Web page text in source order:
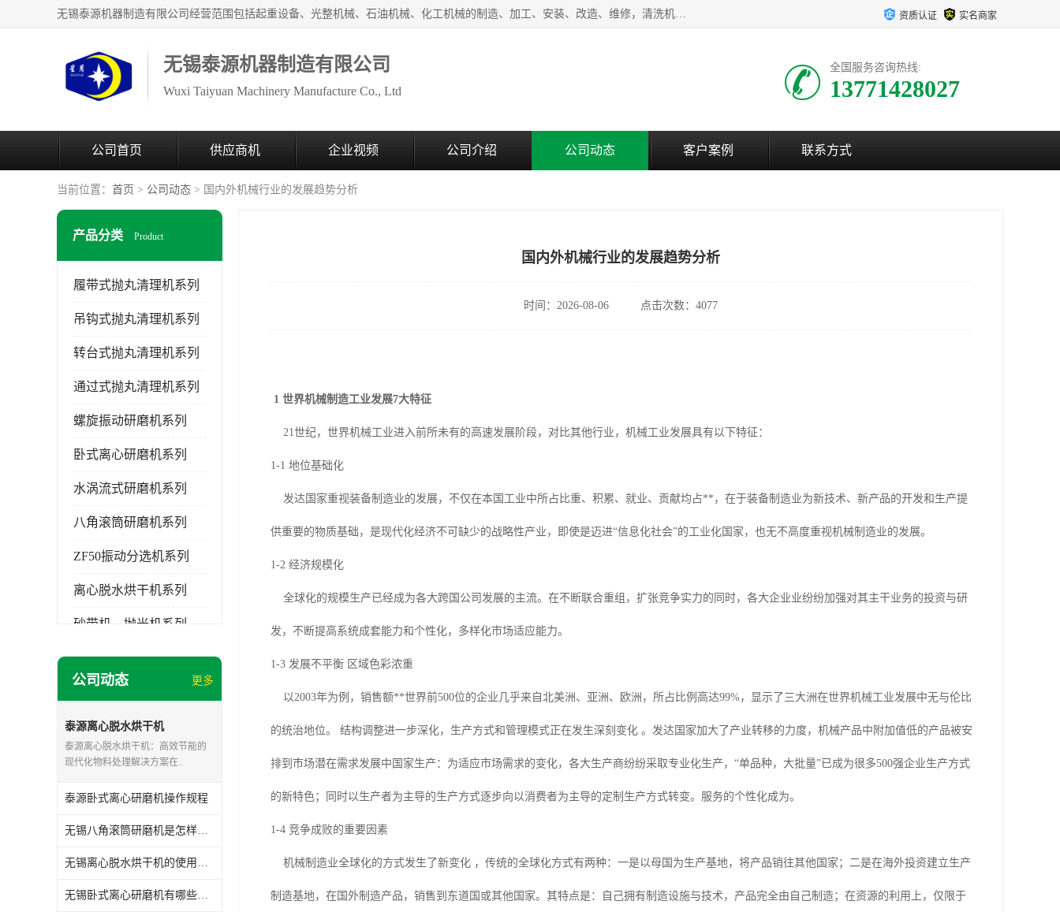
无锡泰源机器制造有限公司经营范围包括起重设备、光整机械、石油机械、化工机械的制造、加工、安装、改造、维修，清洗机、环保设备的制造、加工，磨料、磨液及辅料的销售等；主要产品有：各种抛丸机、光饰机、研磨机、抛光机、砂带机等，多型号、全天候服务保障，有需求者请咨询热线电话或在线客服。 资质认证 实名商家
无锡泰源机器制造有限公司
Wuxi Taiyuan Machinery Manufacture Co., Ltd
全国服务咨询热线:
13771428027
公司首页 供应商机 企业视频 公司介绍 公司动态 客户案例 联系方式
当前位置： 首页 > 公司动态 > 国内外机械行业的发展趋势分析
产品分类 Product
履带式抛丸清理机系列
吊钩式抛丸清理机系列
转台式抛丸清理机系列
通过式抛丸清理机系列
螺旋振动研磨机系列
卧式离心研磨机系列
水涡流式研磨机系列
八角滚筒研磨机系列
ZF50振动分选机系列
离心脱水烘干机系列
砂带机，抛光机系列
无锡泰源清洗机系列
抛丸机配件,抛丸机钢丸
公司动态 更多
泰源离心脱水烘干机
泰源离心脱水烘干机：高效节能的
现代化物料处理解决方案在..
泰源卧式离心研磨机操作规程
无锡八角滚筒研磨机是怎样操作的
无锡离心脱水烘干机的使用方法
无锡卧式离心研磨机有哪些用途
国内外机械行业的发展趋势分析
时间：2026-08-06 点击次数：4077
1 世界机械制造工业发展7大特征
21世纪，世界机械工业进入前所未有的高速发展阶段，对比其他行业，机械工业发展具有以下特征：
1-1 地位基础化
发达国家重视装备制造业的发展，不仅在本国工业中所占比重、积累、就业、贡献均占**，在于装备制造业为新技术、新产品的开发和生产提
供重要的物质基础，是现代化经济不可缺少的战略性产业，即使是迈进“信息化社会”的工业化国家，也无不高度重视机械制造业的发展。
1-2 经济规模化
全球化的规模生产已经成为各大跨国公司发展的主流。在不断联合重组，扩张竞争实力的同时，各大企业业纷纷加强对其主干业务的投资与研
发，不断提高系统成套能力和个性化，多样化市场适应能力。
1-3 发展不平衡 区域色彩浓重
以2003年为例，销售额**世界前500位的企业几乎来自北美洲、亚洲、欧洲，所占比例高达99%，显示了三大洲在世界机械工业发展中无与伦比
的统治地位。 结构调整进一步深化，生产方式和管理模式正在发生深刻变化 。发达国家加大了产业转移的力度，机械产品中附加值低的产品被安
排到市场潜在需求发展中国家生产：为适应市场需求的变化，各大生产商纷纷采取专业化生产，“单品种，大批量”已成为很多500强企业生产方式
的新特色；同时以生产者为主导的生产方式逐步向以消费者为主导的定制生产方式转变。服务的个性化成为。
1-4 竞争成败的重要因素
机械制造业全球化的方式发生了新变化 ，传统的全球化方式有两种：一是以母国为生产基地，将产品销往其他国家；二是在海外投资建立生产
制造基地，在国外制造产品，销售到东道国或其他国家。其特点是：自己拥有制造设施与技术，产品完全由自己制造；在资源的利用上，仅限于